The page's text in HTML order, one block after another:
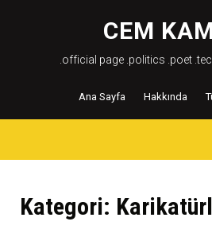
content
CEM
.official page .politics .poet
Ana Sayfa Hakkında
Kategori: